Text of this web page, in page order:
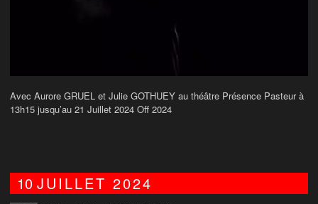
Avec Aurore GRUEL et Julie GOTHUEY au théâtre Présence Pasteur à
13h15 jusqu’au 21 Juillet 2024 Off 2024
10JUILLET2024